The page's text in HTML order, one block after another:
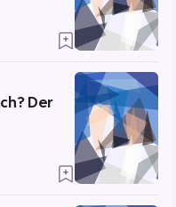
Der